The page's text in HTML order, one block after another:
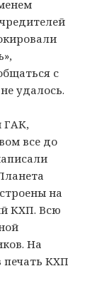
с
удалось.
ГАК,
все до
на
КХП. Всю
На
печать КХП